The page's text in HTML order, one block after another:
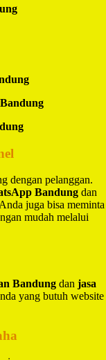
dengan pelanggan.
Bandung dan
juga bisa meminta
mudah melalui
Bandung dan jasa
yang butuh website